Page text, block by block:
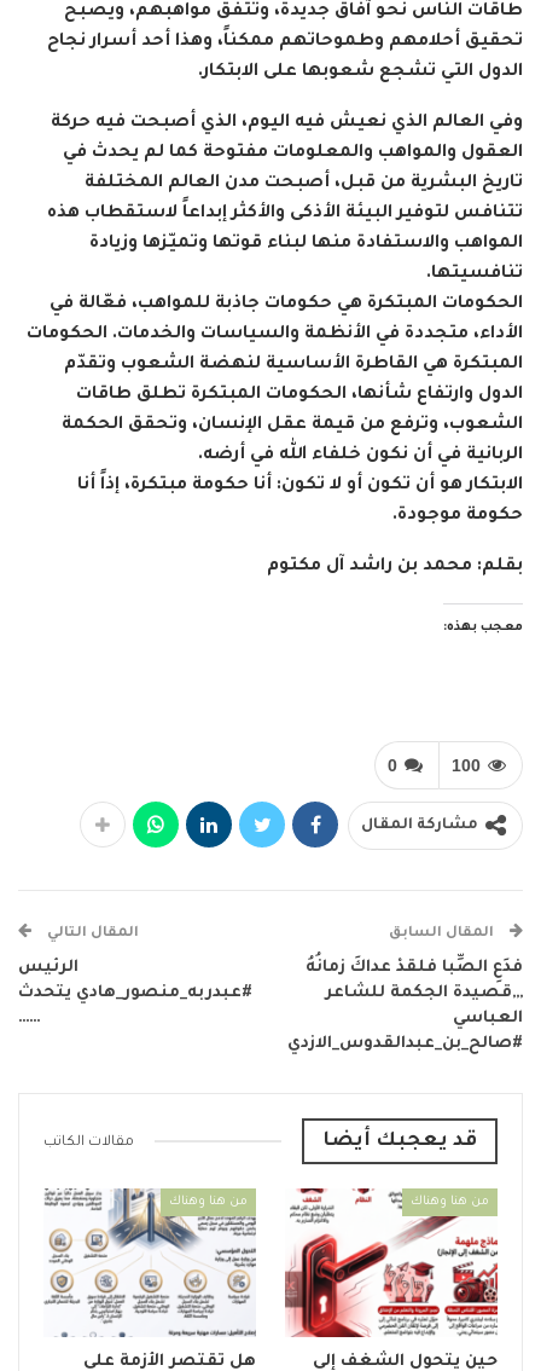
طاقات الناس نحو آفاق جديدة، وتتفق مواهبهم، ويصبح
تحقيق أحلامهم وطموحاتهم ممكناً، وهذا أحد أسرار نجاح
الدول التي تشجع شعوبها على الابتكار.
وفي العالم الذي نعيش فيه اليوم، الذي أصبحت فيه حركة
العقول والمواهب والمعلومات مفتوحة كما لم يحدث في
تاريخ البشرية من قبل، أصبحت مدن العالم المختلفة
تتنافس لتوفير البيئة الأذكى والأكثر إبداعاً لاستقطاب هذه
المواهب والاستفادة منها لبناء قوتها وتميّزها وزيادة
تنافسيتها.
الحكومات المبتكرة هي حكومات جاذبة للمواهب، فعّالة في
الأداء، متجددة في الأنظمة والسياسات والخدمات. الحكومات
المبتكرة هي القاطرة الأساسية لنهضة الشعوب وتقدّم
الدول وارتفاع شأنها، الحكومات المبتكرة تطلق طاقات
الشعوب، وترفع من قيمة عقل الإنسان، وتحقق الحكمة
الربانية في أن نكون خلفاء الله في أرضه.
الابتكار هو أن تكون أو لا تكون: أنا حكومة مبتكرة، إذاً أنا
حكومة موجودة.
بقلم: محمد بن راشد آل مكتوم
معجب بهذه:
0 100
مشاركة المقال
المقال السابق
فدَعِ الصِّبا فلقدْ عداكَ زمانُهُ
,,,قصيدة الجكمة للشاعر
العباسي
#صالح_بن_عبدالقدوس_الازدي
المقال التالي
الرئيس
#عبدربه_منصور_هادي يتحدث
……
قد يعجبك أيضا مقالات الكاتب
من هنا وهناك
حين يتحول الشغف إلى
من هنا وهناك
هل تقتصر الأزمة على